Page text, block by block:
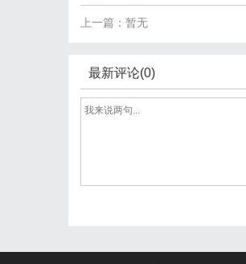
上一篇：暂无
最新评论(0)